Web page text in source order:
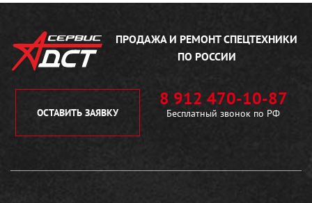
ПРОДАЖА И РЕМОНТСПЕЦТЕХНИКИ
ПО РОССИИ
ОСТАВИТЬ ЗАЯВКУ
8 912 470-10-87
Бесплатный звонок по РФ